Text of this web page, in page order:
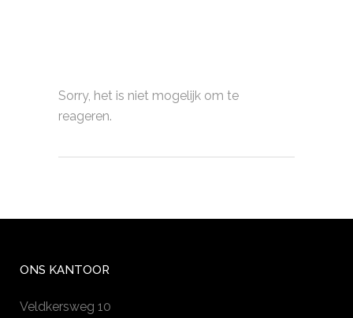
Sorry, het is niet mogelijk om te
reageren.
ONS KANTOOR
Veldkersweg 10